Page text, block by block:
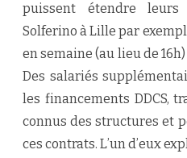
puissent étendre
Solferino à Lille par
en semaine (au lieu de
Des salariés
les financements DDCS,
connus des structures et
ces contrats. L’un d’eux